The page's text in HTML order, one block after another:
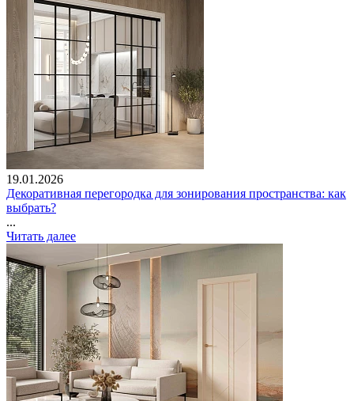
19.01.2026
Декоративная перегородка для зонирования пространства: как
выбрать?
...
Читать далее